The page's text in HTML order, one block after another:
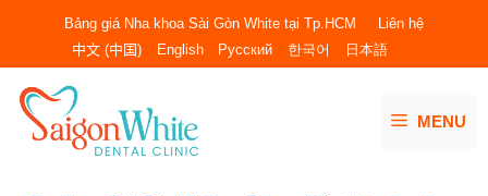
nội
dung
Bảng giá Nha khoa Sài Gòn White tại Tp.HCM
Liên hệ
中文 (中国)
English Русский 한국어 日本語
MENU